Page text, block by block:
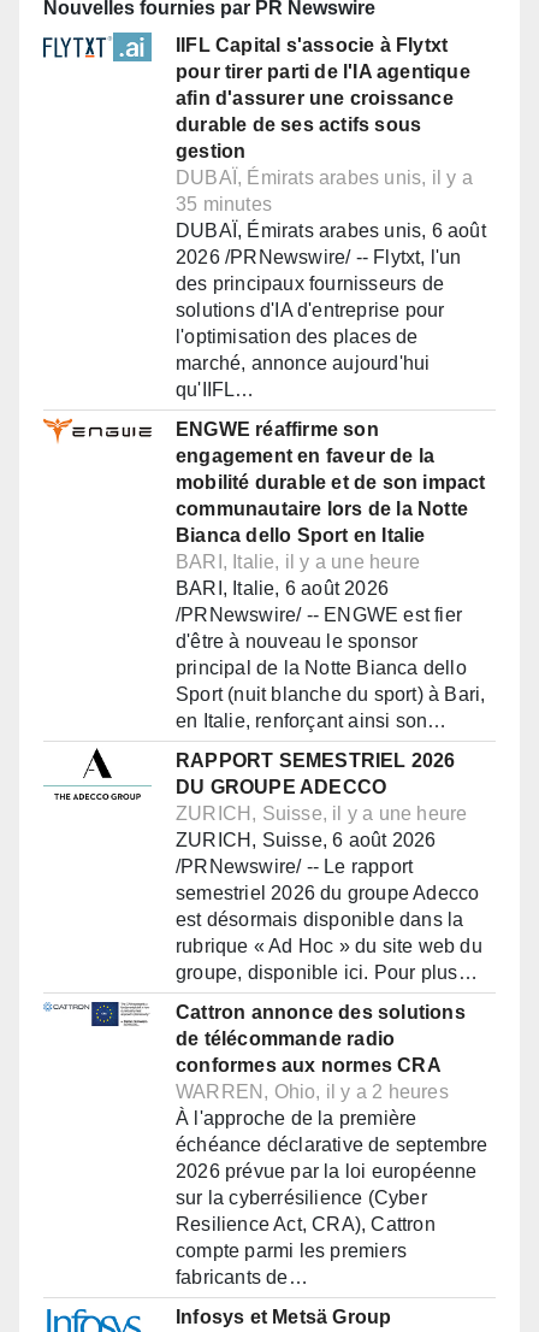
Nouvelles fournies par PR Newswire
IIFL Capital s'associe à Flytxt
pour tirer parti de l'IA agentique
afin d'assurer une croissance
durable de ses actifs sous
gestion
DUBAÏ, Émirats arabes unis, il y a
35 minutes
DUBAÏ, Émirats arabes unis, 6 août
2026 /PRNewswire/ -- Flytxt, l'un
des principaux fournisseurs de
solutions d'IA d'entreprise pour
l'optimisation des places de
marché, annonce aujourd'hui
qu'IIFL…
ENGWE réaffirme son
engagement en faveur de la
mobilité durable et de son impact
communautaire lors de la Notte
Bianca dello Sport en Italie
BARI, Italie, il y a une heure
BARI, Italie, 6 août 2026
/PRNewswire/ -- ENGWE est fier
d'être à nouveau le sponsor
principal de la Notte Bianca dello
Sport (nuit blanche du sport) à Bari,
en Italie, renforçant ainsi son…
RAPPORT SEMESTRIEL 2026
DU GROUPE ADECCO
ZURICH, Suisse, il y a une heure
ZURICH, Suisse, 6 août 2026
/PRNewswire/ -- Le rapport
semestriel 2026 du groupe Adecco
est désormais disponible dans la
rubrique « Ad Hoc » du site web du
groupe, disponible ici. Pour plus…
Cattron annonce des solutions
de télécommande radio
conformes aux normes CRA
WARREN, Ohio, il y a 2 heures
À l'approche de la première
échéance déclarative de septembre
2026 prévue par la loi européenne
sur la cyberrésilience (Cyber
Resilience Act, CRA), Cattron
compte parmi les premiers
fabricants de…
Infosys et Metsä Group